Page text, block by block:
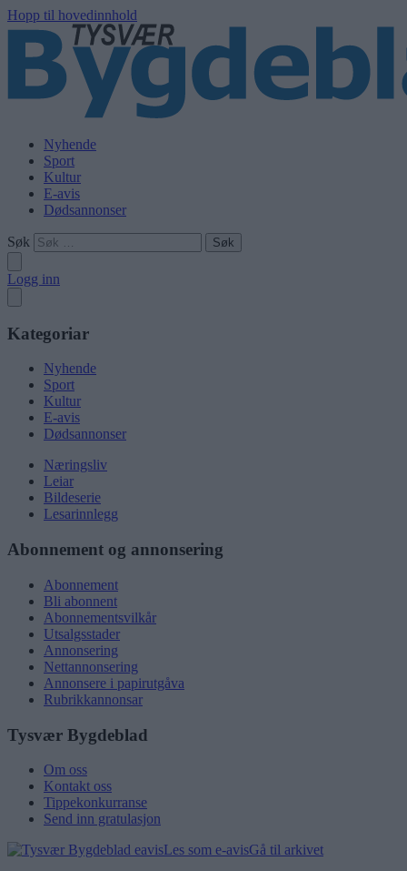
Hopp til hovedinnhold
Nyhende
Sport
Kultur
E-avis
Dødsannonser
Søk
Logg inn
Kategoriar
Nyhende
Sport
Kultur
E-avis
Dødsannonser
Næringsliv
Leiar
Bildeserie
Lesarinnlegg
Abonnement og annonsering
Abonnement
Bli abonnent
Abonnementsvilkår
Utsalgsstader
Annonsering
Nettannonsering
Annonsere i papirutgåva
Rubrikkannonsar
Tysvær Bygdeblad
Om oss
Kontakt oss
Tippekonkurranse
Send inn gratulasjon
Les som e-avisGå til arkivet